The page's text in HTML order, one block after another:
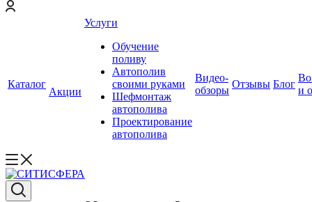
Каталог
Акции
Услуги
Обучение
поливу
Автополив
своими руками
Шефмонтаж
автополива
Проектирование
автополива
Видео-
обзоры
Отзывы Блог
и